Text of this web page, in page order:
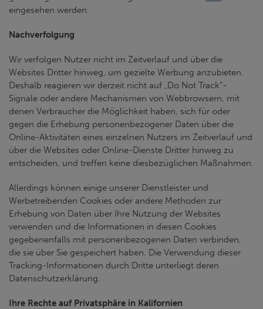
eingesehen werden.
Nachverfolgung
Wir verfolgen Nutzer nicht im Zeitverlauf und über die
Websites Dritter hinweg, um gezielte Werbung anzubieten.
Deshalb reagieren wir derzeit nicht auf „Do Not Track“-
Signale oder andere Mechanismen von Webbrowsern, mit
denen Verbraucher die Möglichkeit haben, sich für oder
gegen die Erhebung personenbezogener Daten über die
Online-Aktivitäten eines einzelnen Nutzers im Zeitverlauf und
über die Websites oder Online-Dienste Dritter hinweg zu
entscheiden, und treffen keine diesbezüglichen Maßnahmen.
Allerdings können einige unserer Dienstleister und
Werbetreibenden Cookies oder andere Methoden zur
Erhebung von Daten über Ihre Nutzung der Websites
verwenden und die Informationen in diesen Cookies
gegebenenfalls mit personenbezogenen Daten verbinden,
die sie über Sie gespeichert haben. Die Verwendung dieser
Tracking-Informationen durch Dritte unterliegt deren
Datenschutzerklärung.
Ihre Rechte auf Privatsphäre in Kalifornien